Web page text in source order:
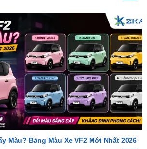
Màu? Bảng Màu Xe VF2 Mới Nhất 2026